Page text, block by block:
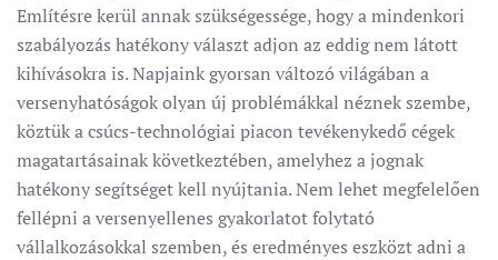
Említésre kerül annak szükségessége, hogy a mindenkori
szabályozás hatékony választ adjon az eddig nem látott
kihívásokra is. Napjaink gyorsan változó világában a
versenyhatóságok olyan új problémákkal néznek szembe,
köztük a csúcs-technológiai piacon tevékenykedő cégek
magatartásainak következtében, amelyhez a jognak
hatékony segítséget kell nyújtania. Nem lehet megfelelően
fellépni a versenyellenes gyakorlatot folytató
vállalkozásokkal szemben, és eredményes eszközt adni a